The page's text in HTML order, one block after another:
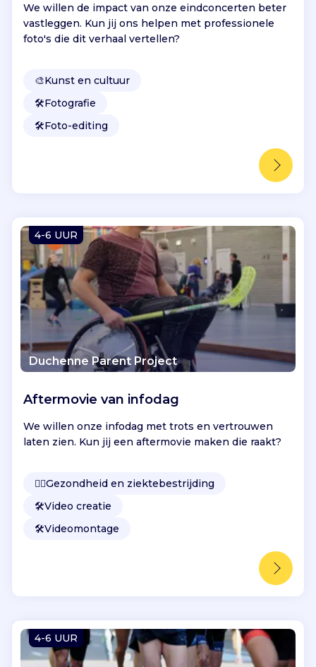
We willen de impact van onze eindconcerten beter
vastleggen. Kun jij ons helpen met professionele
foto's die dit verhaal vertellen?
🎨Kunst en cultuur
🛠️Fotografie
🛠️Foto-editing
4-6 UUR
Duchenne Parent Project
Aftermovie van infodag
We willen onze infodag met trots en vertrouwen
laten zien. Kun jij een aftermovie maken die raakt?
👩‍⚕️Gezondheid en ziektebestrijding
🛠️Video creatie
🛠️Videomontage
4-6 UUR